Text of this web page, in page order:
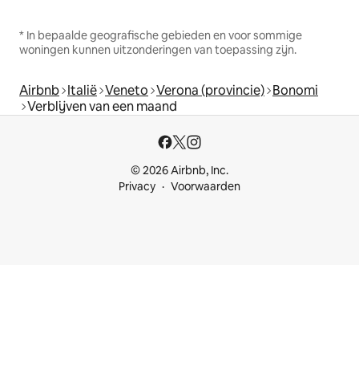
* In bepaalde geografische gebieden en voor sommige
woningen kunnen uitzonderingen van toepassing zijn.
Airbnb Italië Veneto Verona (provincie) Bonomi
Verblijven van een maand
© 2026 Airbnb, Inc.
Privacy
Voorwaarden